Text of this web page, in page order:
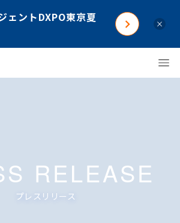
ェントDXPO東京夏
×
RELEASE
プレスリリース